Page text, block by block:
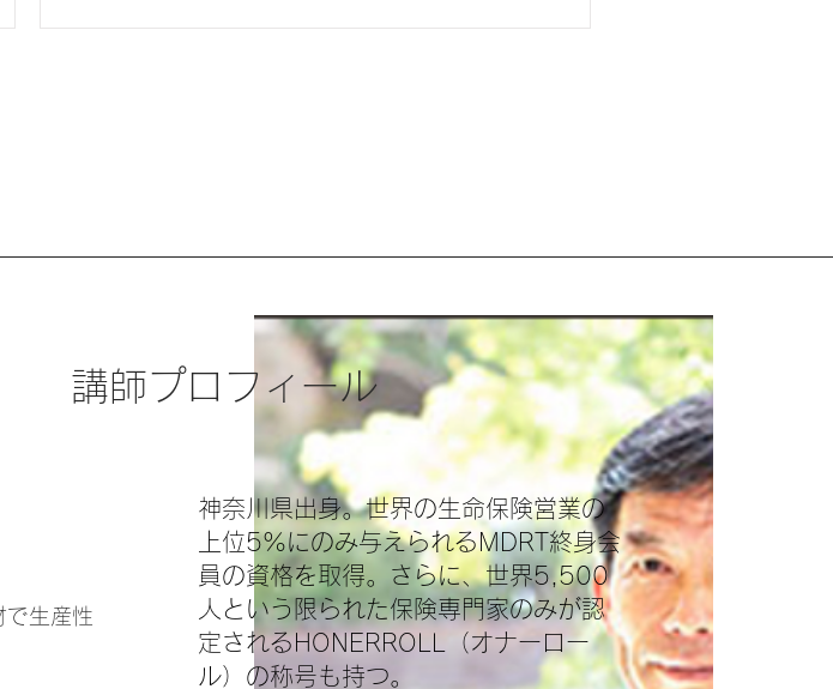
生産性
講師プロフィール
神奈川県出身。世界の生命保険営業の
上位5%にのみ与えられるMDRT終身会
員の資格を取得。さらに、世界5,500
人という限られた保険専門家のみが認
定されるHONERROLL（オナーロー
ル）の称号も持つ。